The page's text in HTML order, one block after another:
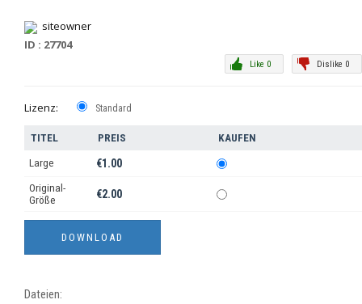
siteowner
ID : 27704
Dislike 0
Like 0
Lizenz: Standard
TITEL PREIS KAUFEN
Large €1.00
Original-
Größe
€2.00
Dateien: